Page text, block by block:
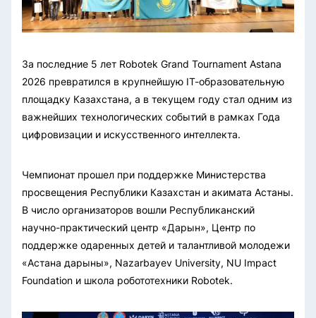
За последние 5 лет Robotek Grand Tournament Astana
2026 превратился в крупнейшую IT-образовательную
площадку Казахстана, а в текущем году стал одним из
важнейших технологических событий в рамках Года
цифровизации и искусственного интеллекта.
Чемпионат прошел при поддержке Министерства
просвещения Республики Казахстан и акимата Астаны.
В число организаторов вошли Республиканский
научно-практический центр «Дарын», Центр по
поддержке одаренных детей и талантливой молодежи
«Астана дарыны», Nazarbayev University, NU Impact
Foundation и школа робототехники Robotek.